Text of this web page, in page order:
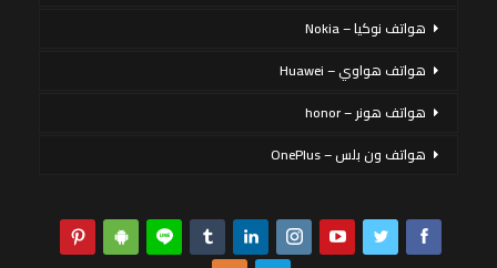
هواتف نوكيا – Nokia
هواتف هواوي – Huawei
هواتف هونر – honor
هواتف ون بلس – OnePlus